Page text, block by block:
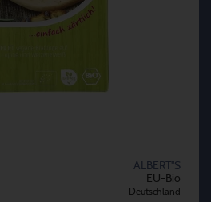
ALBERT''S
EU-Bio
Deutschland